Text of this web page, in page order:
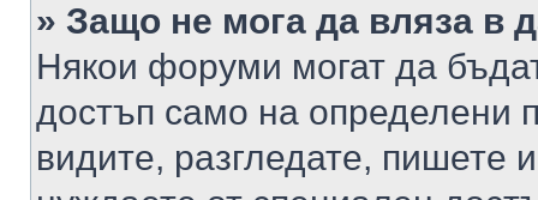
» Защо не мога да вляза в
Някои форуми могат да
достъп само на определени
видите, разгледате, пишете